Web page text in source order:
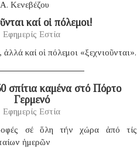
Κενεβέζου
καί οἱ πόλεμοι!
Εφημερίς Εστία
ἀλλά καί οἱ πόλεμοι «ξεχνιοῦνται».
σπίτια καμένα στό Πόρτο
Γερμενό
Εφημερίς Εστία
σέ ὅλη τήν χώρα ἀπό τίς
ἡμερῶν